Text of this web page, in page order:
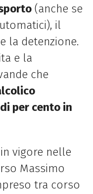
(anche se
il
la detenzione.
e la
che
per cento in
vigore nelle
Massimo
tra corso